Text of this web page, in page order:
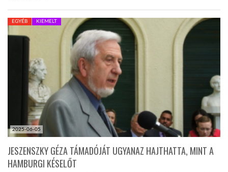
DOBRAVERO.HU
GLOBOBOOK
2025-06-05
EGYÉB KIEMELT
JESZENSZKY GÉZA TÁMADÓJÁT UGYANAZ HAJTHATTA, MINT A
HAMBURGI KÉSELŐT